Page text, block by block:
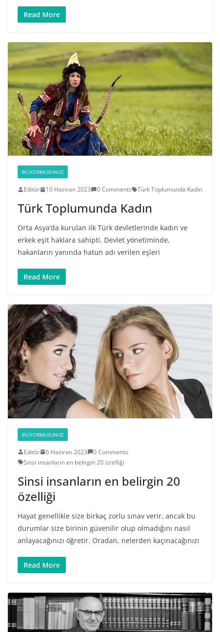
Read More
BILIYORMUSUNUZ
Editör 10 Haziran 2023 0 Comments Türk Toplumunda Kadın
Türk Toplumunda Kadın
Orta Asya’da kurulan ilk Türk devletlerinde kadın ve
erkek eşit haklara sahipti. Devlet yönetiminde,
hakanların yanında hatun adı verilen eşleri
Read More
BILIYORMUSUNUZ
Editör 6 Haziran 2023
0 Comments
Sinsi insanların en belirgin 20 özelliği
Sinsi insanların en belirgin 20
özelliği
Hayat genellikle size birkaç zorlu sınav verir, ancak bu
durumlar size birinin güvenilir olup olmadığını nasıl
anlayacağınızı öğretir. Oradan, nelerden kaçınacağınızı
Read More